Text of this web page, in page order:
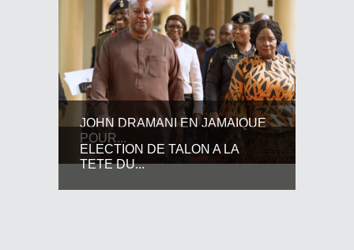
JOHN DRAMANI EN JAMAIQUE
POUR...
ELECTION DE TALON A LA
TETE DU...